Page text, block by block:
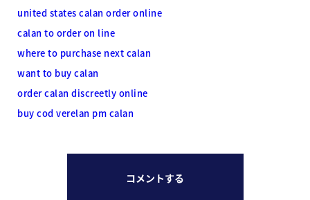
united states calan order online
calan to order on line
where to purchase next calan
want to buy calan
order calan discreetly online
buy cod verelan pm calan
コメントする